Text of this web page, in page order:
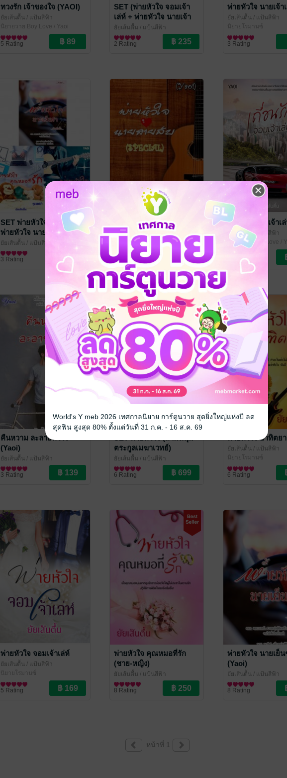
ทวงรัก เจ้าของใจ (YAOI)
ยัยเส้นตื้น / แป้นสีฟ้า
นิยายวาย Boy Love / Yaoi
5 Rating
SET (พ่ายหัวใจ จอมเจ้า
เล่ห์ + พ่ายหัวใจ นายเจ้า
เล่ห์)
ยัยเส้นตื้น / แป้นสีฟ้า
นิยายโรมานซ์
2 Rating
พ่ายหัวใจ นายเจ้า
ยัยเส้นตื้น / แป้นสีฟ้า
นิยายโรมานซ์
3 Rating
SET พ่ายหัวใจ (YAOI) (
พ่ายหัวใจ นายเย็นชา
(Yaoi) + พ่ายหัวใจ คุณ
หมอที่รัก (Yaoi) + พ่าย
หัวใจ นายสายลับ (Yaoi) )
ยัยเส้นตื้น / แป้นสีฟ้า
นิยายวาย Boy Love / Yaoi
3 Rating
พ่ายหัวใจ นายสายลับ
(SPECIAL)
ยัยเส้นตื้น / แป้นสีฟ้า
นิยายวาย Boy Love / Yaoi
3 Rating
เถื่อนรัก จอมเจ้าเ
ยัยเส้นตื้น/ แป้นสีฟ้า
นิยายวาย Boy Love /
7 Rating
คืนหวาม ละลายหัวใจ
(Yaoi)
ยัยเส้นตื้น / แป้นสีฟ้า
นิยายวาย Boy Love / Yaoi
3 Rating
ตระกูลเมฆาเวทย์)
ยัยเส้นตื้น / แป้นสีฟ้า
นิยายโรมานซ์
6 Rating
พ่ายหัวใจ อาทิตยา
ยัยเส้นตื้น / แป้นสีฟ้า
นิยายโรมานซ์
6 Rating
พ่ายหัวใจ จอมเจ้าเล่ห์
ยัยเส้นตื้น / แป้นสีฟ้า
นิยายโรมานซ์
5 Rating
พ่ายหัวใจ คุณหมอที่รัก
(ชาย-หญิง)
ยัยเส้นตื้น / แป้นสีฟ้า
นิยายโรมานซ์
8 Rating
พ่ายหัวใจ นายเย็น
(Yaoi)
ยัยเส้นตื้น / แป้นสีฟ้า
นิยายวาย Boy Love /
8 Rating
หน้าที่ 1
World's Y meb 2026 เทศกาลนิยาย การ์ตูนวาย สุดยิ่งใหญ่แห่งปี ลด
สุดฟิน สูงสุด 80% ตั้งแต่วันที่ 31 ก.ค. - 16 ส.ค. 69